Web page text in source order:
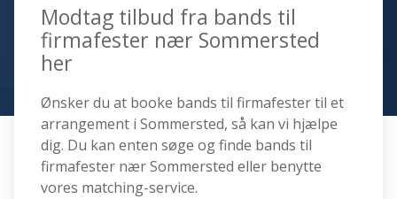
Modtag tilbud fra bands til
firmafester nær Sommersted
her
Ønsker du at booke bands til firmafester til et
arrangement i Sommersted, så kan vi hjælpe
dig. Du kan enten søge og finde bands til
firmafester nær Sommersted eller benytte
vores matching-service.